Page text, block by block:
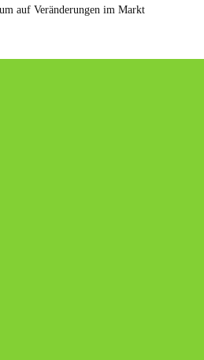
auf Veränderungen im Markt